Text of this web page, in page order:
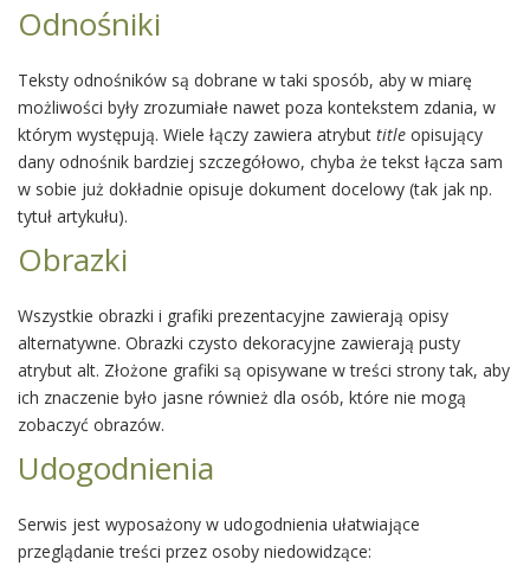
Odnośniki
Teksty odnośników są dobrane w taki sposób, aby w miarę
możliwości były zrozumiałe nawet poza kontekstem zdania, w
którym występują. Wiele łączy zawiera atrybut title opisujący
dany odnośnik bardziej szczegółowo, chyba że tekst łącza sam
w sobie już dokładnie opisuje dokument docelowy (tak jak np.
tytuł artykułu).
Obrazki
Wszystkie obrazki i grafiki prezentacyjne zawierają opisy
alternatywne. Obrazki czysto dekoracyjne zawierają pusty
atrybut alt. Złożone grafiki są opisywane w treści strony tak, aby
ich znaczenie było jasne również dla osób, które nie mogą
zobaczyć obrazów.
Udogodnienia
Serwis jest wyposażony w udogodnienia ułatwiające
przeglądanie treści przez osoby niedowidzące: